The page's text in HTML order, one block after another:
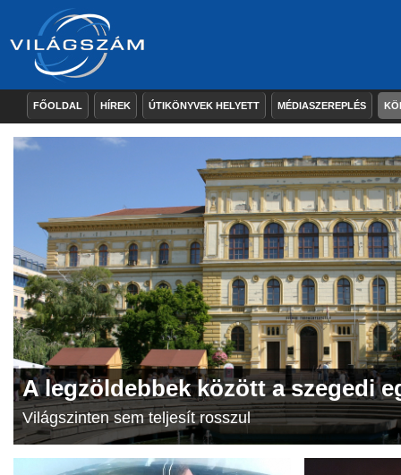
FŐOLDAL HÍREK ÚTIKÖNYVEK HELYETT MÉDIASZEREPLÉS
A legzöldebbek között a szegedi
Világszinten sem teljesít rosszul